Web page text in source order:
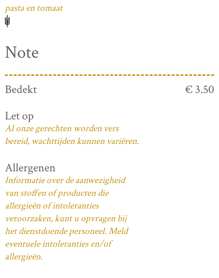
pasta en tomaat
Note
Bedekt
€ 3.50
Let op
Al onze gerechten worden vers
bereid, wachttijden kunnen variëren.
Allergenen
Informatie over de aanwezigheid
van stoffen of producten die
allergieën of intoleranties
veroorzaken, kunt u opvragen bij
het dienstdoende personeel. Meld
eventuele intoleranties en/of
allergieën.